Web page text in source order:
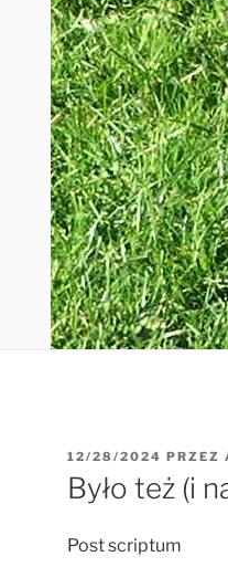
12/28/2024 PRZEZ
Było też (i
Post scriptum